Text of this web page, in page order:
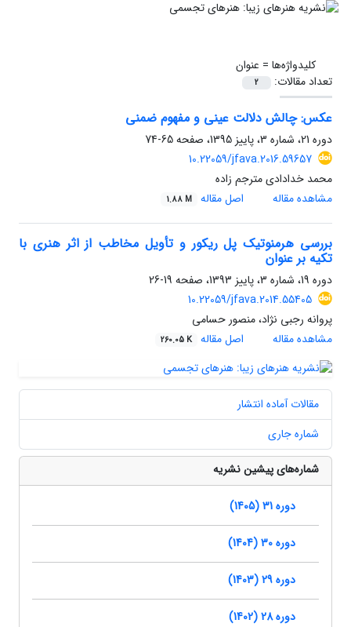
کلیدواژه‌ها = عنوان
تعداد مقالات:
2
عکس: چالش دلالت عینی و مفهوم ضمنی
دوره 21، شماره 3، پاییز 1395، صفحه
65-74
10.22059/jfava.2016.59657
محمد خدادادی مترجم زاده
مشاهده مقاله
اصل مقاله 1.88 M
بررسی هرمنوتیک پل ریکور و تأویل مخاطب از اثر هنری با
تکیه بر عنوان
دوره 19، شماره 3، پاییز 1393، صفحه
19-26
10.22059/jfava.2014.55405
پروانه رجبی نژاد، منصور حسامی
مشاهده مقاله
اصل مقاله 260.05 K
مقالات آماده انتشار
شماره جاری
شماره‌های پیشین نشریه
دوره 31 (1405)
دوره 30 (1404)
دوره 29 (1403)
دوره 28 (1402)